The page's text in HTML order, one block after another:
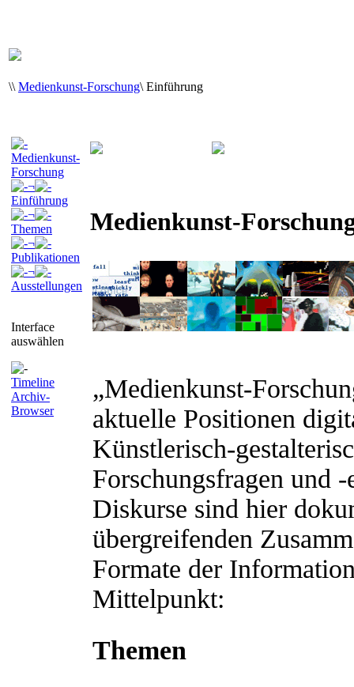
\\ Medienkunst-Forschung\ Einführung
Medienkunst-
Forschung
¬
Einführung
¬
Themen
¬
Publikationen
¬
Ausstellungen
Interface
auswählen
Timeline
Archiv-
Browser
Medienkunst-
„Medienkunst-
aktuelle Positionen
Künstlerisch-
Forschungsfragen und
Diskurse sind hier
übergreifenden
Formate der
Mittelpunkt:
Themen